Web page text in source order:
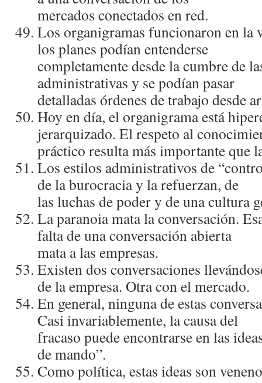
mercados conectados en red.
Los organigramas funcionaron en la
los planes podí­an entenderse
completamente desde la cumbre de
administrativas y se podí­an pasar
detalladas órdenes de trabajo desde
Hoy en dí­a, el organigrama está
jerarquizado. El respeto al
práctico resulta más importante que
Los estilos administrativos de
de la burocracia y la refuerzan, de
las luchas de poder y de una cultura
La paranoia mata la conversación.
falta de una conversación abierta
mata a las empresas.
Existen dos conversaciones
de la empresa. Otra con el mercado.
En general, ninguna de estas
Casi invariablemente, la causa del
fracaso puede encontrarse en las
de mando”.
Como polí­tica, estas ideas son